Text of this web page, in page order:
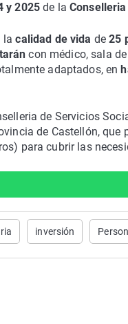
y 2025 de la
lacalidad de vida de25
con médico, sala
adaptados, en
de Servicios
de Castellón, que
para cubrir las
inversión